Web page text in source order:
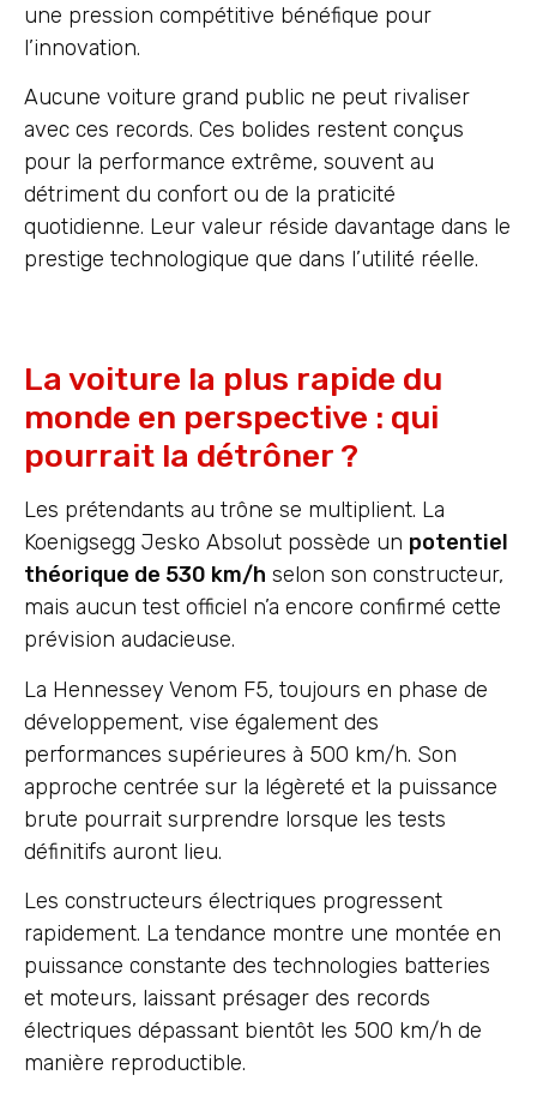
une pression compétitive bénéfique pour
l’innovation.
Aucune voiture grand public ne peut rivaliser
avec ces records. Ces bolides restent conçus
pour la performance extrême, souvent au
détriment du confort ou de la praticité
quotidienne. Leur valeur réside davantage dans le
prestige technologique que dans l’utilité réelle.
La voiture la plus rapide du
monde en perspective : qui
pourrait la détrôner ?
Les prétendants au trône se multiplient. La
Koenigsegg Jesko Absolut possède un potentiel
théorique de 530 km/h selon son constructeur,
mais aucun test officiel n’a encore confirmé cette
prévision audacieuse.
La Hennessey Venom F5, toujours en phase de
développement, vise également des
performances supérieures à 500 km/h. Son
approche centrée sur la légèreté et la puissance
brute pourrait surprendre lorsque les tests
définitifs auront lieu.
Les constructeurs électriques progressent
rapidement. La tendance montre une montée en
puissance constante des technologies batteries
et moteurs, laissant présager des records
électriques dépassant bientôt les 500 km/h de
manière reproductible.